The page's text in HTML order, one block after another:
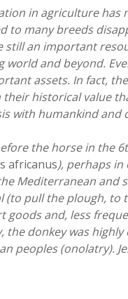
in agriculture has
to many breeds
still an important
and beyond.
assets. In fact,
historical value
with humankind and
the horse in the
africanus), perhaps in
Mediterranean and
(to pull the plough,
and, less
donkey was highly
peoples (onolatry).